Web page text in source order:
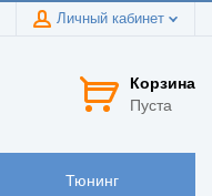
Личный кабинет
Корзина
Пуста
Тюнинг